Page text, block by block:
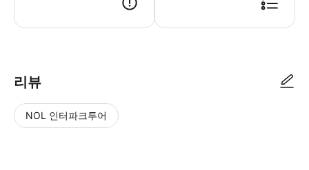
리뷰
NOL 인터파크투어